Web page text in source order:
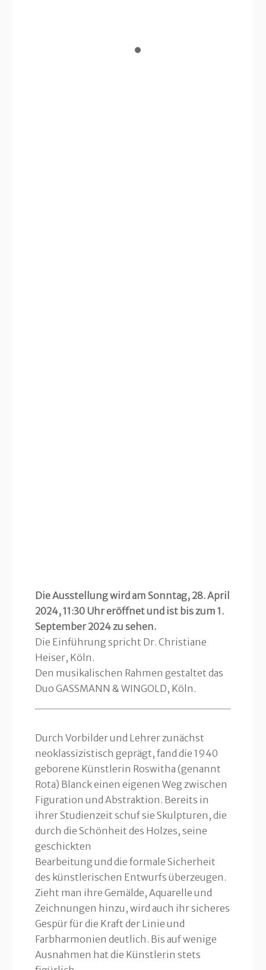
Die Ausstellung wird am Sonntag, 28. April
2024, 11:30 Uhr eröffnet und ist bis zum 1.
September 2024 zu sehen.
Die Einführung spricht Dr. Christiane
Heiser, Köln.
Den musikalischen Rahmen gestaltet das
Duo GASSMANN & WINGOLD, Köln.
Durch Vorbilder und Lehrer zunächst
neoklassizistisch geprägt, fand die 1940
geborene Künstlerin Roswitha (genannt
Rota) Blanck einen eigenen Weg zwischen
Figuration und Abstraktion. Bereits in
ihrer Studienzeit schuf sie Skulpturen, die
durch die Schönheit des Holzes, seine
geschickten
Bearbeitung und die formale Sicherheit
des künstlerischen Entwurfs überzeugen.
Zieht man ihre Gemälde, Aquarelle und
Zeichnungen hinzu, wird auch ihr sicheres
Gespür für die Kraft der Linie und
Farbharmonien deutlich. Bis auf wenige
Ausnahmen hat die Künstlerin stets